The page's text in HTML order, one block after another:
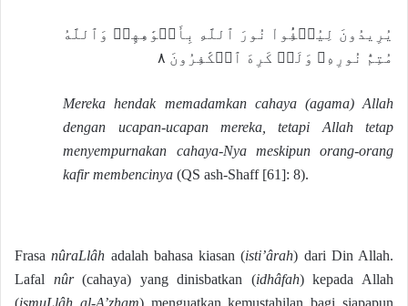
يُرِيدُونَ لِيُطۡفِ‍ُٔواْ نُورَ ٱللَّهِ بِأَفۡوَٰهِهِمۡ وَٱللَّهُ
مُتِمُّ نُورِهِۦ وَلَوۡ كَرِهَ ٱلۡكَٰفِرُونَ ٨
Mereka hendak memadamkan cahaya (agama) Allah
dengan ucapan-ucapan mereka, tetapi Allah tetap
menyempurnakan cahaya-Nya meskipun orang-orang
kafir membencinya (QS ash-Shaff [61]: 8).
FrasanûraLlâh adalah bahasa kiasan (isti’ârah) dari Din Allah.
Lafal nûr(cahaya) yang dinisbatkan (idhâfah) kepada Allah
(ismuLlâh al-A’zham) menguatkan kemustahilan bagi siapapun